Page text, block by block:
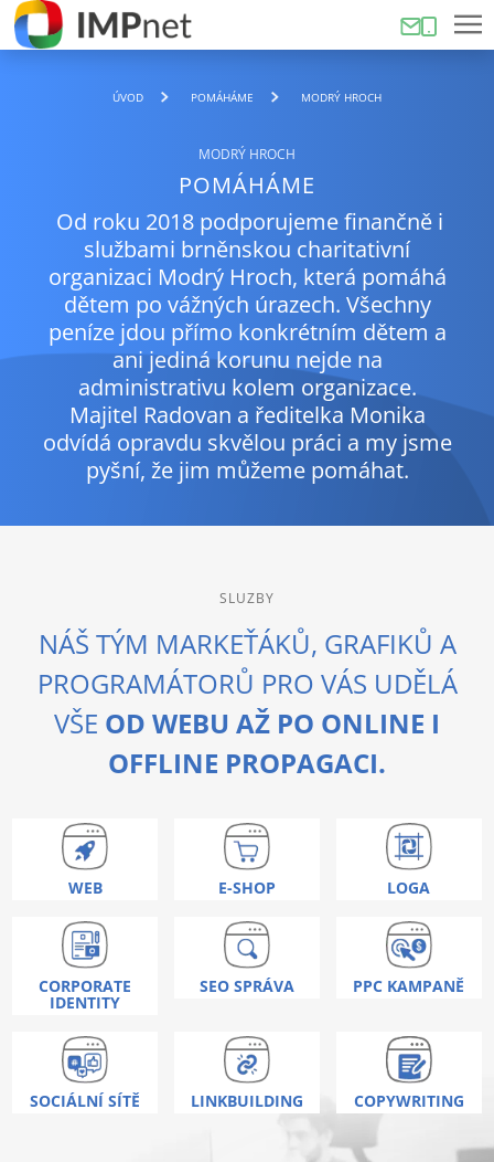
ÚVOD POMÁHÁME MODRÝ HROCH
MODRÝ HROCH
POMÁHÁME
Od roku 2018 podporujeme finančně i
službami brněnskou charitativní
organizaci Modrý Hroch, která pomáhá
dětem po vážných úrazech. Všechny
peníze jdou přímo konkrétním dětem a
ani jediná korunu nejde na
administrativu kolem organizace.
Majitel Radovan a ředitelka Monika
odvídá opravdu skvělou práci a my jsme
pyšní, že jim můžeme pomáhat.
SLUZBY
NÁŠ TÝM MARKEŤÁKŮ, GRAFIKŮ A
PROGRAMÁTORŮ PRO VÁS UDĚLÁ
VŠE OD WEBU AŽ PO ONLINE I
OFFLINE PROPAGACI.
WEB E-SHOP LOGA
CORPORATE
IDENTITY
SEO SPRÁVA PPC KAMPANĚ
SOCIÁLNÍ SÍTĚ LINKBUILDING COPYWRITING